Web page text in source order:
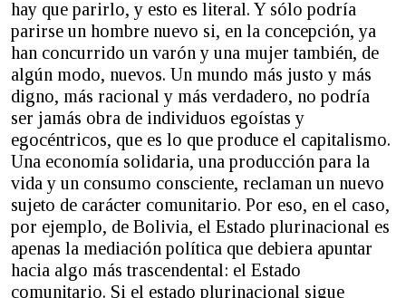
hay que parirlo, y esto es literal. Y sólo podría
parirse un hombre nuevo si, en la concepción, ya
han concurrido un varón y una mujer también, de
algún modo, nuevos. Un mundo más justo y más
digno, más racional y más verdadero, no podría
ser jamás obra de individuos egoístas y
egocéntricos, que es lo que produce el capitalismo.
Una economía solidaria, una producción para la
vida y un consumo consciente, reclaman un nuevo
sujeto de carácter comunitario. Por eso, en el caso,
por ejemplo, de Bolivia, el Estado plurinacional es
apenas la mediación política que debiera apuntar
hacia algo más trascendental: el Estado
comunitario. Si el estado plurinacional sigue